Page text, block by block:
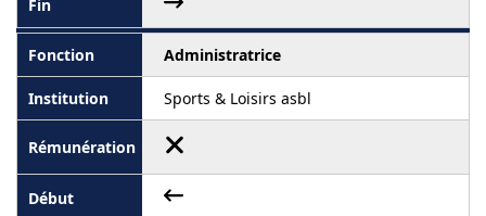
Administratrice
Sports & Loisirs asbl